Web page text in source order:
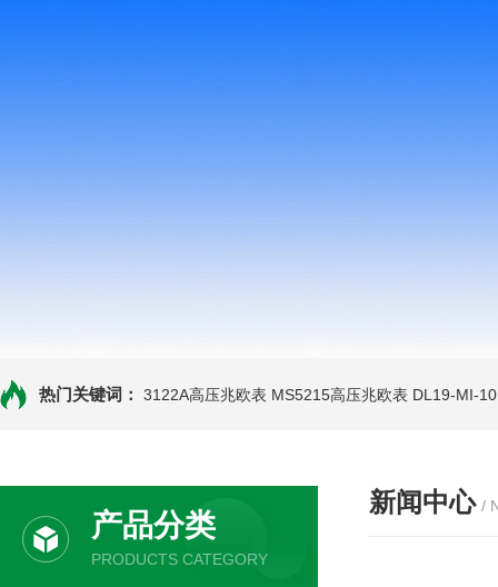
热门关键词： 3122A高压兆欧表 MS5215高压兆欧表 DL19-MI-
产品分类
PRODUCTS CATEGORY
新闻中心 /